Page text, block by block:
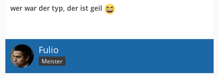
wer war der typ, der ist geil
Fulio
Meister